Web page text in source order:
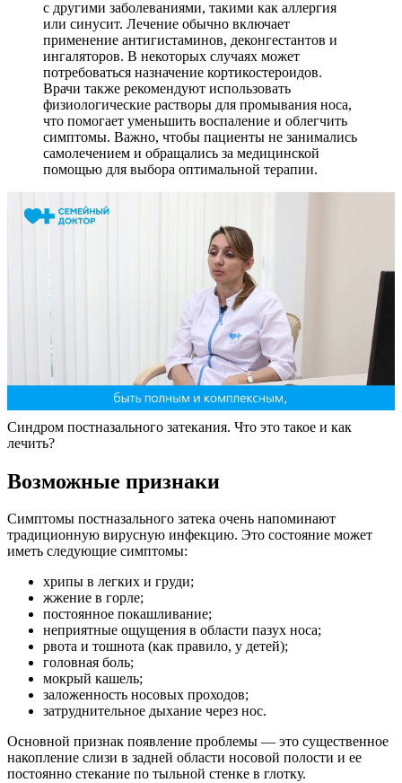
с другими заболеваниями, такими как аллергия
или синусит. Лечение обычно включает
применение антигистаминов, деконгестантов и
ингаляторов. В некоторых случаях может
потребоваться назначение кортикостероидов.
Врачи также рекомендуют использовать
физиологические растворы для промывания носа,
что помогает уменьшить воспаление и облегчить
симптомы. Важно, чтобы пациенты не занимались
самолечением и обращались за медицинской
помощью для выбора оптимальной терапии.
Синдром постназального затекания. Что это такое и как
лечить?
Возможные признаки
Симптомы постназального затека очень напоминают
традиционную вирусную инфекцию. Это состояние может
иметь следующие симптомы:
хрипы в легких и груди;
жжение в горле;
постоянное покашливание;
неприятные ощущения в области пазух носа;
рвота и тошнота (как правило, у детей);
головная боль;
мокрый кашель;
заложенность носовых проходов;
затруднительное дыхание через нос.
Основной признак появление проблемы — это существенное
накопление слизи в задней области носовой полости и ее
постоянно стекание по тыльной стенке в глотку.